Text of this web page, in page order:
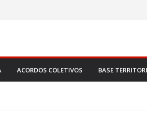
ACORDOS COLETIVOS BASE